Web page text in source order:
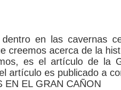
dentro en las cavernas
creemos acerca de la
es el artículo de la
artículo es publicado a
EN EL GRAN CAÑON